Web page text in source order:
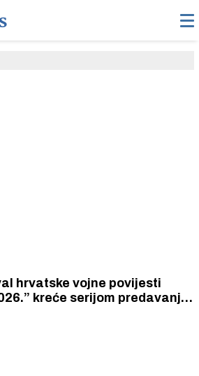
hrvatske vojne povijesti
kreće serijom predavanja
stigmatiziraju Hrvatsku